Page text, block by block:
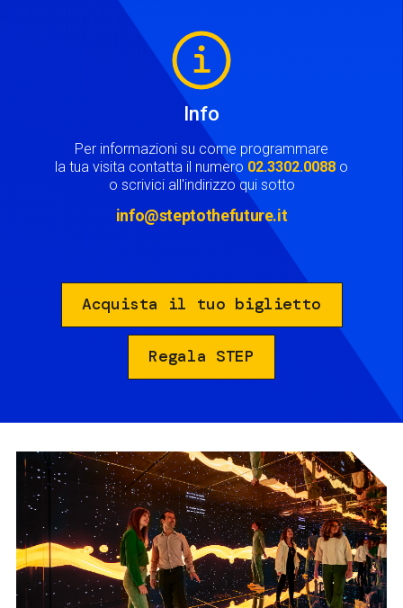
Info
Per informazioni su come programmare
la tua visita contatta il numero 02.3302.0088 o
o scrivici all'indirizzo qui sotto
info@steptothefuture.it
Acquista il tuo biglietto
Regala STEP